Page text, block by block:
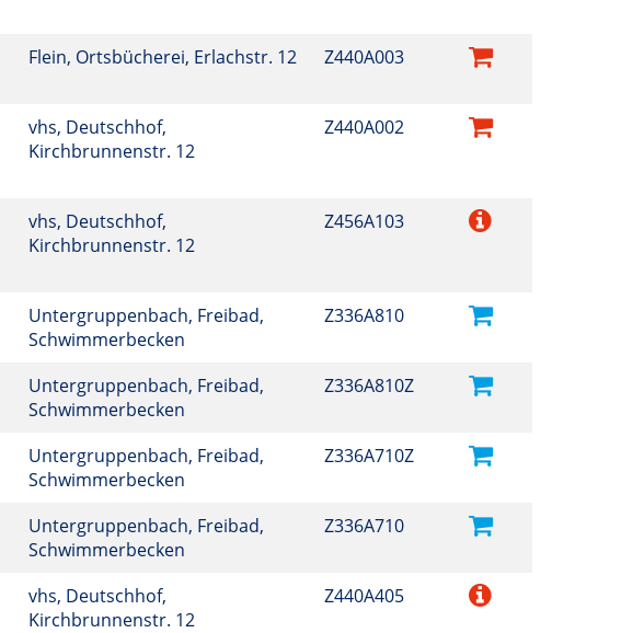
Flein, Ortsbücherei, Erlachstr. 12 Z440A003
vhs, Deutschhof,
Kirchbrunnenstr. 12
Z440A002
vhs, Deutschhof,
Kirchbrunnenstr. 12
Z456A103
Untergruppenbach, Freibad,
Schwimmerbecken
Z336A810
Untergruppenbach, Freibad,
Schwimmerbecken
Z336A810Z
Untergruppenbach, Freibad,
Schwimmerbecken
Z336A710Z
Untergruppenbach, Freibad,
Schwimmerbecken
Z336A710
vhs, Deutschhof,
Kirchbrunnenstr. 12
Z440A405